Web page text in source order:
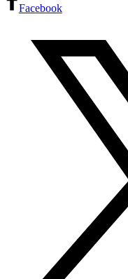
Facebook